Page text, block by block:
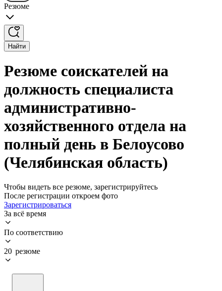
Резюме
Найти
Резюме соискателей на
должность специалиста
административно-
хозяйственного отдела на
полный день в Белоусово
(Челябинская область)
Чтобы видеть все резюме, зарегистрируйтесь
После регистрации откроем фото
Зарегистрироваться
За всё время
По соответствию
20 резюме